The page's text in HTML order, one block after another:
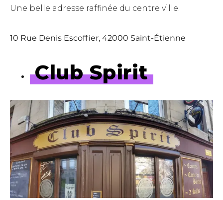
Une belle adresse raffinée du centre ville.
10 Rue Denis Escoffier, 42000 Saint-Étienne
Club Spirit